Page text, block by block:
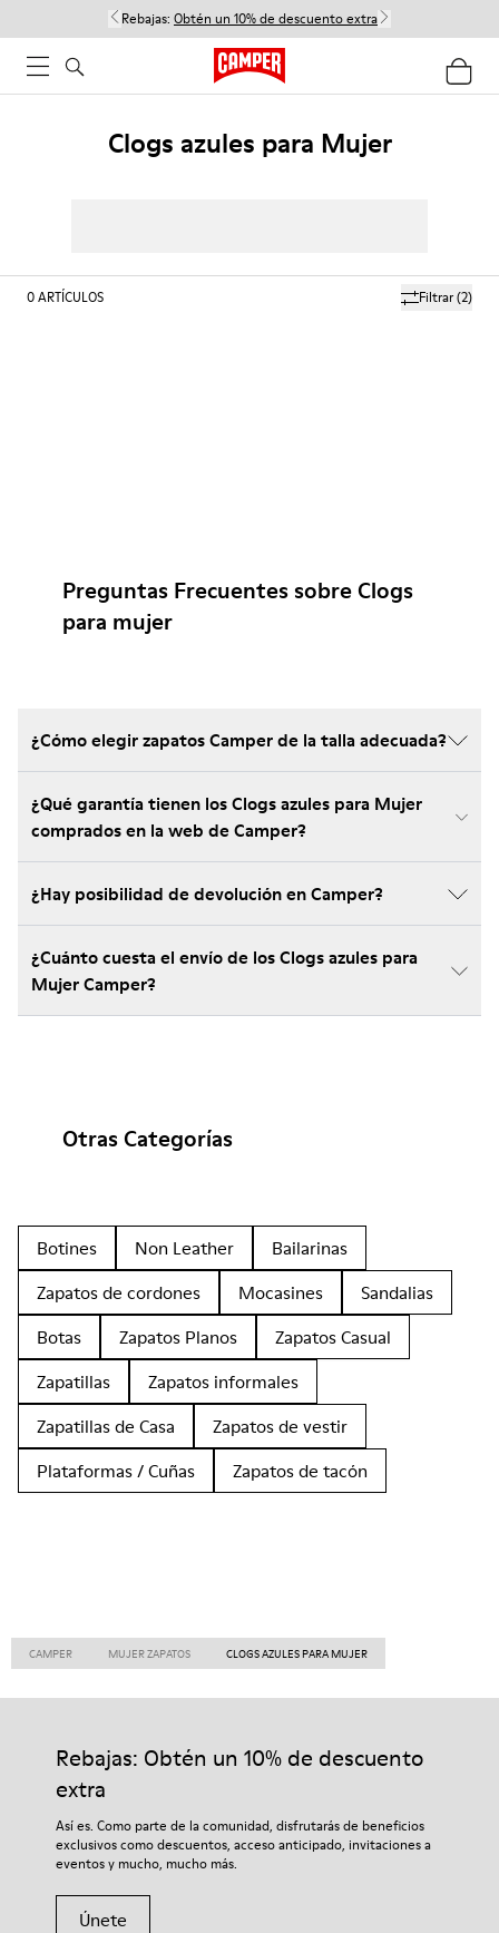
Rebajas: Obtén un 10% de descuento extra
Clogs azules para Mujer
Filtrar(2)
0ARTÍCULOS
Preguntas Frecuentes sobre Clogs
para mujer
¿Cómo elegir zapatos Camper de la talla adecuada?
¿Qué garantía tienen los Clogs azules para Mujer
comprados en la web de Camper?
¿Hay posibilidad de devolución en Camper?
¿Cuánto cuesta el envío de los Clogs azules para
Mujer Camper?
Otras Categorías
Botines Non Leather
Bailarinas
Zapatos de cordones
Mocasines
Sandalias
Botas
Zapatos Planos
Zapatos Casual
Zapatillas
Zapatos informales
Zapatillas de Casa
Zapatos de vestir
Plataformas / Cuñas
Zapatos de tacón
CAMPER MUJER ZAPATOS CLOGS AZULES PARA MUJER
Rebajas: Obtén un 10% de descuento
extra
Así es. Como parte de la comunidad, disfrutarás de beneficios
exclusivos como descuentos, acceso anticipado, invitaciones a
eventos y mucho, mucho más.
Únete